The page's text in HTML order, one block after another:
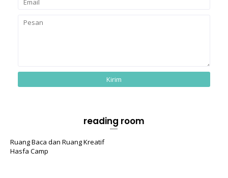
reading room
Ruang Baca dan Ruang Kreatif
Hasfa Camp